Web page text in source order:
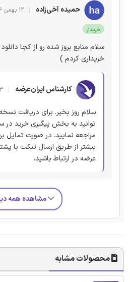
حمیده آخی‌زاده ۱۲ بهمن ۱۴۰۴
خریدار
سلام منابع بروز شده رو از کجا دانلود
خریداری کردم )
کارشناس ایران‌عرضه ۱۳
سلام روز بخیر. برای دریافت
توانید به بخش پیگیری خرید در
مراجعه نمایید. در صورت تمایل
بیشتر از طریق ارسال تیکت با
عرضه در ارتباط باشید.
مشاهده همه
محصولات مشابه